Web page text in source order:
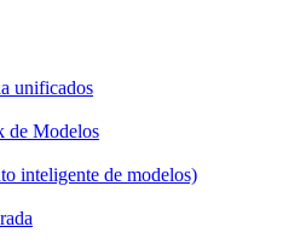
unificados
de Modelos
inteligente de modelos)